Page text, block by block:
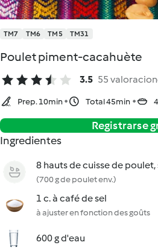
TM7 TM6 TM5 TM31
Poulet piment-cacahuète
3.5 55
Prep. 10min Total 45min
Registrarse
Ingredientes
8 hauts de cuisse de poulet,
(700 g de poulet env.)
1 c. à café de sel
à ajuster en fonction des goûts
600 g d'eau